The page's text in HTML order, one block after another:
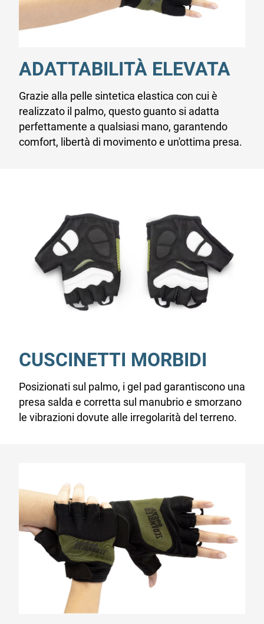
ADATTABILITÀ ELEVATA
Grazie alla pelle sintetica elastica con cui è
realizzato il palmo, questo guanto si adatta
perfettamente a qualsiasi mano, garantendo
comfort, libertà di movimento e un'ottima presa.
CUSCINETTI MORBIDI
Posizionati sul palmo, i gel pad garantiscono una
presa salda e corretta sul manubrio e smorzano
le vibrazioni dovute alle irregolarità del terreno.